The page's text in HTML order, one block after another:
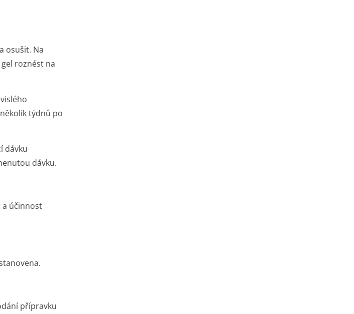
osušit. Na
roznést na
týdnů po
dávku
dávku.
a účinnost
přípravku